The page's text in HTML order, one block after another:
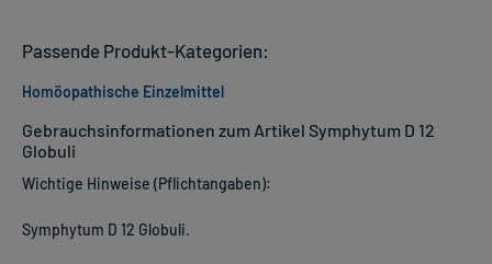
Gebrauchsinformationen zum Artikel Symphytum D 12
Globuli
Wichtige Hinweise (Pflichtangaben):
Symphytum D 12 Globuli.
Passende Produkt-Kategorien:
Homöopathische Einzelmittel